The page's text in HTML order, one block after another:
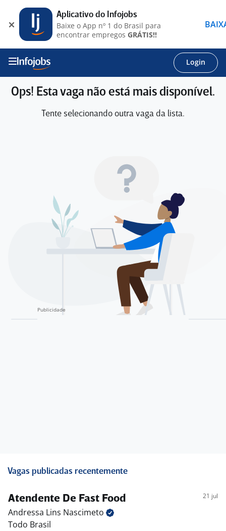
Login
Ops! Esta vaga não está mais disponível.
Tente selecionando outra vaga da lista.
Vagas publicadas recentemente
Atendente De Fast Food 21 jul
Andressa Lins Nascimeto
Todo Brasil
Aplicativo do Infojobs
Baixe o App nº 1 do Brasil para
encontrar empregos GRÁTIS!!